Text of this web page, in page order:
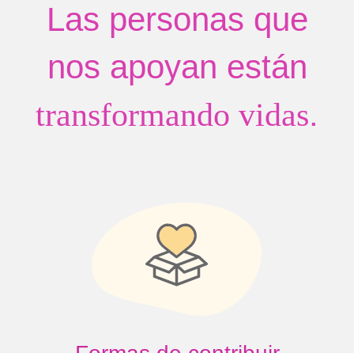
Las personas que
nos apoyan están
transformando vidas.